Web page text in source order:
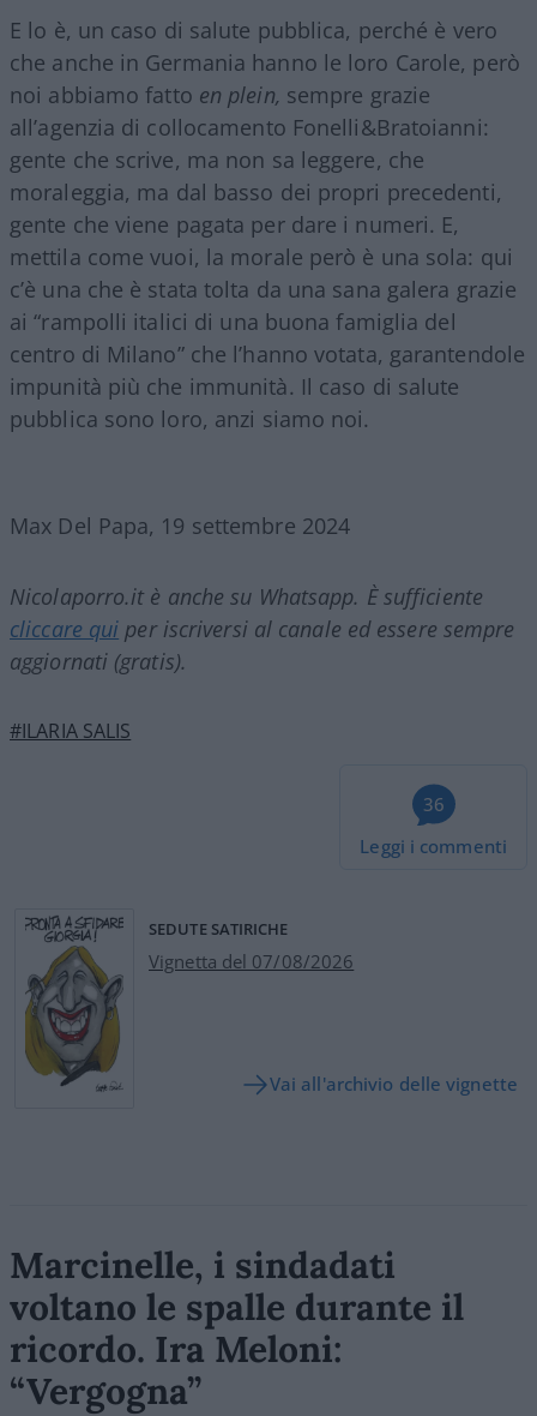
E lo è, un caso di salute pubblica, perché è vero
che anche in Germania hanno le loro Carole, però
noi abbiamo fatto en plein, sempre grazie
all’agenzia di collocamento Fonelli&Bratoianni:
gente che scrive, ma non sa leggere, che
moraleggia, ma dal basso dei propri precedenti,
gente che viene pagata per dare i numeri. E,
mettila come vuoi, la morale però è una sola: qui
c’è una che è stata tolta da una sana galera grazie
ai “rampolli italici di una buona famiglia del
centro di Milano” che l’hanno votata, garantendole
impunità più che immunità. Il caso di salute
pubblica sono loro, anzi siamo noi.
Max Del Papa, 19 settembre 2024
Nicolaporro.it è anche su Whatsapp. È sufficiente
cliccare qui per iscriversi al canale ed essere sempre
aggiornati (gratis).
#ILARIA SALIS
36
Leggi i commenti
SEDUTE SATIRICHE
Vignetta del 07/08/2026
Vai all'archivio delle vignette
Marcinelle, i sindadati
voltano le spalle durante il
ricordo. Ira Meloni:
“Vergogna”